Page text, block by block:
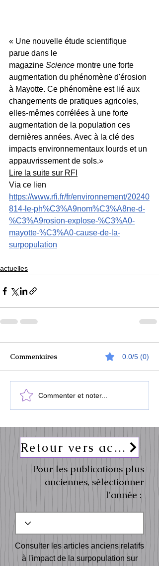
« Une nouvelle étude scientifique
parue dans le
magazine Science montre une forte
augmentation du phénomène d'érosion
à Mayotte. Ce phénomène est lié aux
changements de pratiques agricoles,
elles-mêmes corrélées à une forte
augmentation de la population ces
dernières années. Avec à la clé des
impacts environnementaux lourds et un
appauvrissement de sols.»
Lire la suite sur RFI
Via ce lien
https://www.rfi.fr/fr/environnement/20240
814-le-ph%C3%A9nom%C3%A8ne-d-
%C3%A9rosion-explose-%C3%A0-
mayotte-%C3%A0-cause-de-la-
surpopulation
actuelles
Commentaires 0.0/5 (0)
Commenter et noter...
Retour vers actualités
Pour les publications plus
anciennes, sélectionner
l'année :
Consulter les articles anciens relatifs
à l'impact de la surpopulation sur